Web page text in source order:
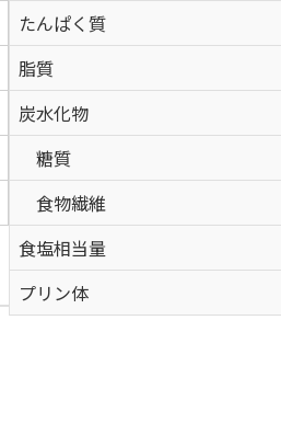
たんぱく質
脂質
炭水化物
糖質
食物繊維
食塩相当量
プリン体